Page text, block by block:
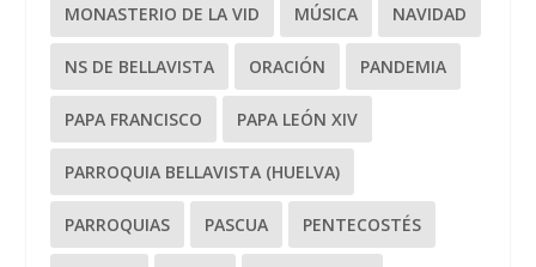
MONASTERIO DE LA VID MÚSICA NAVIDAD
NS DE BELLAVISTA ORACIÓN PANDEMIA
PAPA FRANCISCO PAPA LEÓN XIV
PARROQUIA BELLAVISTA (HUELVA)
PARROQUIAS PASCUA PENTECOSTÉS